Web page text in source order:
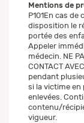
Mentions de
P101En cas
disposition le
portée des
Appeler
médecin. NE
CONTACT
pendant
si la victime
enlevées.
contenu/
vigueur.